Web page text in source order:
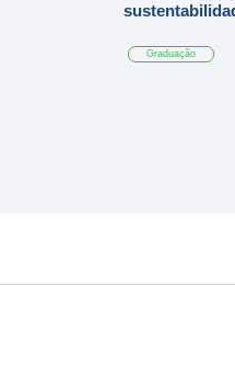
Graduação